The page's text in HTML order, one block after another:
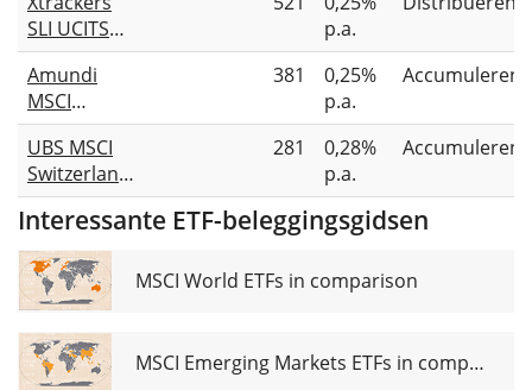
ETF 1C
SLI UCITS
ETF 1D
p.a.
Amundi
MSCI
Switzerland
UCITS ETF
CHF
381
0,25%
p.a.
Accumulerend
UBS MSCI
Switzerland
IMI Socially
Responsible
UCITS ETF
CHF acc
281
0,28%
p.a.
Accumulerend
Interessante ETF-beleggingsgidsen
MSCI World ETFs in comparison
MSCI Emerging Markets ETFs in comparison